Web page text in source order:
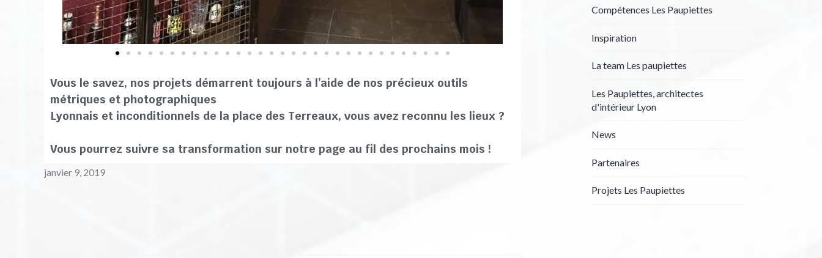
Vous le savez, nos projets démarrent toujours à l’aide de nos précieux outils
métriques et photographiques
Lyonnais et inconditionnels de la place des Terreaux, vous avez reconnu les lieux ?
Vous pourrez suivre sa transformation sur notre page au fil des prochains mois !
janvier 9, 2019
Compétences Les Paupiettes
Inspiration
La team Les paupiettes
Les Paupiettes, architectes
d'intérieur Lyon
News
Partenaires
Projets Les Paupiettes